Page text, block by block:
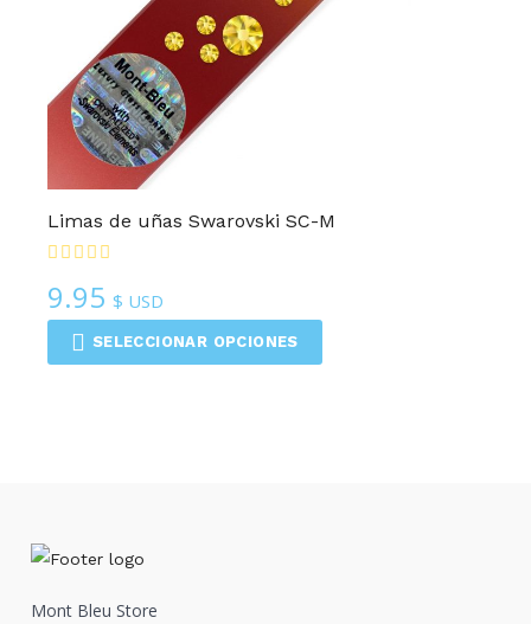
Limas de uñas Swarovski SC-M
9.95$ USD
SELECCIONAR OPCIONES
Mont Bleu Store